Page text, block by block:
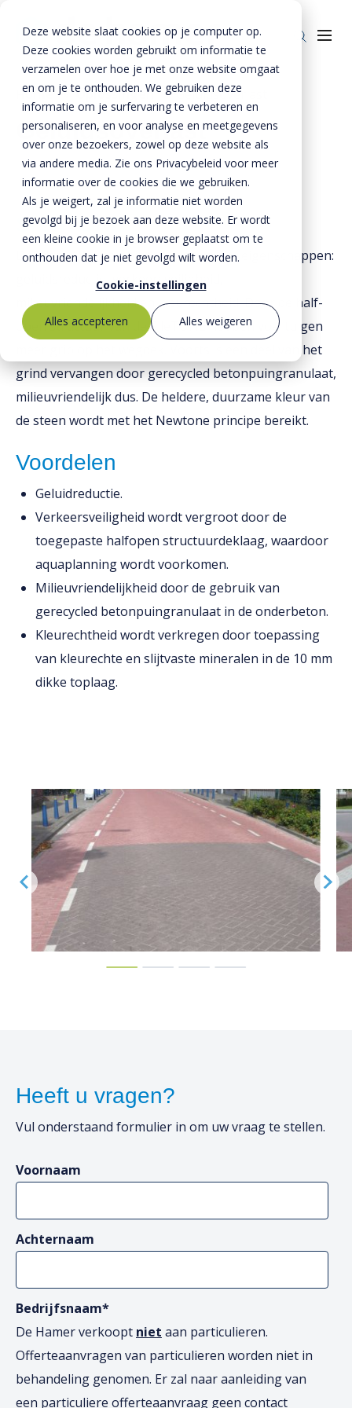
Deze website slaat cookies op je computer op.
Deze cookies worden gebruikt om informatie te
verzamelen over hoe je met onze website omgaat
en om je te onthouden. We gebruiken deze
informatie om je surfervaring te verbeteren en
personaliseren, en voor analyse en meetgegevens
over onze bezoekers, zowel op deze website als
via andere media. Zie ons Privacybeleid voor meer
informatie over de cookies die we gebruiken.
Als je weigert, zal je informatie niet worden
gevolgd bij je bezoek aan deze website. Er wordt
een kleine cookie in je browser geplaatst om te
onthouden dat je niet gevolgd wilt worden.
Cookie-instellingen
Alles accepteren
Alles weigeren
Bestekservice
Downloads
Werken bij
Producten
Riolering
Bestrating
Oplossingen
BTE Groep
Onze verhalen
Over ons
MVO
Kernwaarden
Mission statement
Toeslagen
Dieseltoeslag
Home »Oplossingen»Geluidsoverlast
Geluidsoverlast
SilenTONE
DeSilenTONE combineert vier unieke eigenschappen:
geluidsreductie, verkeersveiligheid,
milieuvriendelijkheid en kleurechtheid. Door de half-
open structuur van de SileTONE hebben voertuigen
meer grip op het wegdek. Voorts is een deel van het
grind vervangen door gerecycled betonpuingranulaat,
milieuvriendelijk dus. De heldere, duurzame kleur van
de steen wordt met het Newtone principe bereikt.
Voordelen
Geluidreductie.
Verkeersveiligheid wordt vergroot door de
toegepaste halfopen structuurdeklaag, waardoor
aquaplanning wordt voorkomen.
Milieuvriendelijkheid door de gebruik van
gerecycled betonpuingranulaat in de onderbeton.
Kleurechtheid wordt verkregen door toepassing
van kleurechte en slijtvaste mineralen in de 10 mm
dikke toplaag.
Heeft u vragen?
Vul onderstaand formulier in om uw vraag te stellen.
Voornaam
Achternaam
Bedrijfsnaam*
De Hamer verkoopt niet aan particulieren.
Offerteaanvragen van particulieren worden niet in
behandeling genomen. Er zal naar aanleiding van
een particuliere offerteaanvraag geen contact